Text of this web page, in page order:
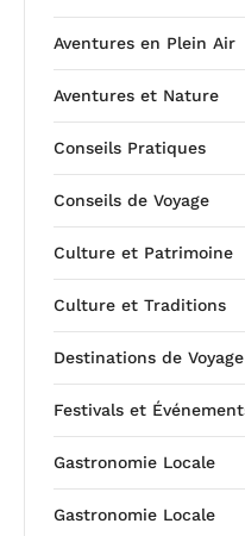
Aventures en Plein Air
Aventures et Nature
Conseils Pratiques
Conseils de Voyage
Culture et Patrimoine
Culture et Traditions
Destinations de Voyage
Festivals et
Gastronomie Locale
Gastronomie Locale